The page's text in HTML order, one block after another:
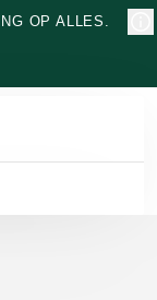
OP ALLES.
28 personen